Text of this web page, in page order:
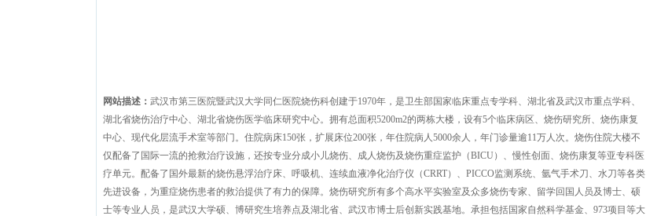
网站描述： 武汉市第三医院暨武汉大学同仁医院烧伤科创建于1970年，是卫生部国家临床重点专学科、湖北省及武汉市重点学科、
湖北省烧伤治疗中心、湖北省烧伤医学临床研究中心。拥有总面积5200m2的两栋大楼，设有5个临床病区、烧伤研究所、烧伤康复
中心、现代化层流手术室等部门。住院病床150张，扩展床位200张，年住院病人5000余人，年门诊量逾11万人次。烧伤住院大楼不
仅配备了国际一流的抢救治疗设施，还按专业分成小儿烧伤、成人烧伤及烧伤重症监护（BICU）、慢性创面、烧伤康复等亚专科医
疗单元。配备了国外最新的烧伤悬浮治疗床、呼吸机、连续血液净化治疗仪（CRRT）、PICCO监测系统、氩气手术刀、水刀等各类
先进设备，为重症烧伤患者的救治提供了有力的保障。烧伤研究所有多个高水平实验室及众多烧伤专家、留学回国人员及博士、硕
士等专业人员，是武汉大学硕、博研究生培养点及湖北省、武汉市博士后创新实践基地。承担包括国家自然科学基金、973项目等大